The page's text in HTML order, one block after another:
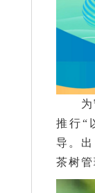
推行“
导。
茶树